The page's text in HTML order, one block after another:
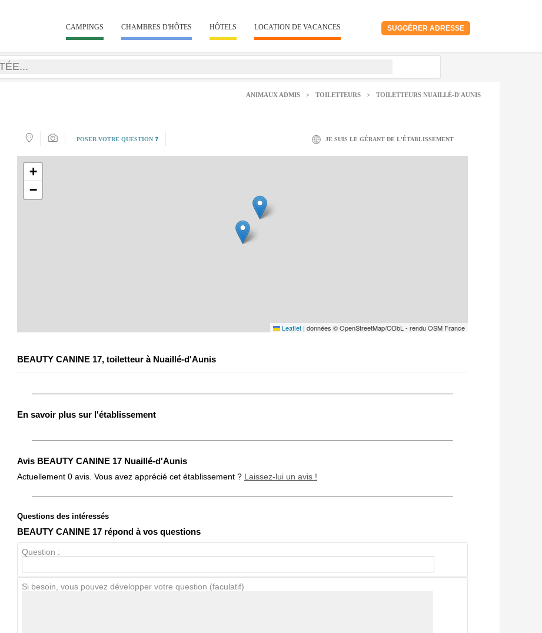
SUGGÉRER ADRESSE
CAMPINGS CHAMBRES D'HÔTES HÔTELS LOCATION DE VACANCES
ANIMAUX ADMIS > TOILETTEURS > TOILETTEURS NUAILLÉ-D'AUNIS
POSER VOTRE QUESTION ❓ JE SUIS LE GÉRANT DE L'ÉTABLISSEMENT
+
−
Leaflet | données © OpenStreetMap/ODbL - rendu OSM France
BEAUTY CANINE 17, toiletteur à Nuaillé-d'Aunis
En savoir plus sur l'établissement
Avis BEAUTY CANINE 17 Nuaillé-d'Aunis
Actuellement 0 avis. Vous avez apprécié cet établissement ? Laissez-lui un avis !
Note globale
Avis Clients
Questions des intéressés
BEAUTY CANINE 17 répond à vos questions
Question :
Si besoin, vous pouvez développer votre question (faculatif)